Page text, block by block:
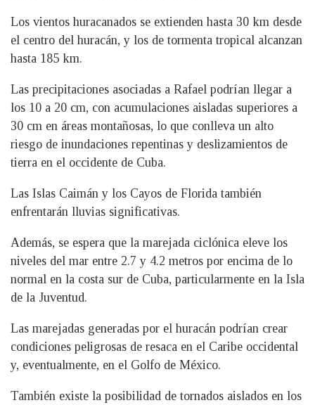
Los vientos huracanados se extienden hasta 30 km desde
el centro del huracán, y los de tormenta tropical alcanzan
hasta 185 km.
Las precipitaciones asociadas a Rafael podrían llegar a
los 10 a 20 cm, con acumulaciones aisladas superiores a
30 cm en áreas montañosas, lo que conlleva un alto
riesgo de inundaciones repentinas y deslizamientos de
tierra en el occidente de Cuba.
Las Islas Caimán y los Cayos de Florida también
enfrentarán lluvias significativas.
Además, se espera que la marejada ciclónica eleve los
niveles del mar entre 2.7 y 4.2 metros por encima de lo
normal en la costa sur de Cuba, particularmente en la Isla
de la Juventud.
Las marejadas generadas por el huracán podrían crear
condiciones peligrosas de resaca en el Caribe occidental
y, eventualmente, en el Golfo de México.
También existe la posibilidad de tornados aislados en los